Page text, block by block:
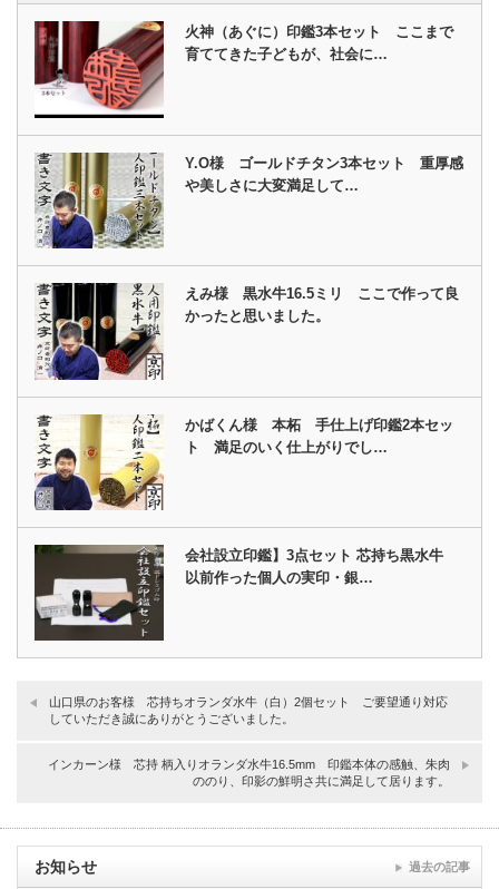
火神（あぐに）印鑑3本セット ここまで
育ててきた子どもが、社会に…
Y.O様 ゴールドチタン3本セット 重厚感
や美しさに大変満足して…
えみ様 黒水牛16.5ミリ ここで作って良
かったと思いました。
かばくん様 本柘 手仕上げ印鑑2本セッ
ト 満足のいく仕上がりでし…
会社設立印鑑】3点セット 芯持ち黒水牛
以前作った個人の実印・銀…
山口県のお客様 芯持ちオランダ水牛（白）2個セット ご要望通り対応
していただき誠にありがとうございました。
インカーン様 芯持 柄入りオランダ水牛16.5mm 印鑑本体の感触、朱肉
ののり、印影の鮮明さ共に満足して居ります。
お知らせ 過去の記事